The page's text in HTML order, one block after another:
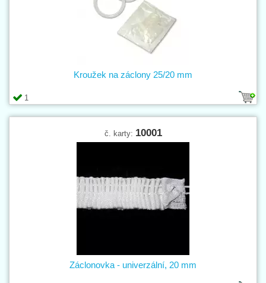
1
Kroužek na záclony 25/20 mm
č. karty: 10001
Záclonovka - univerzální, 20 mm